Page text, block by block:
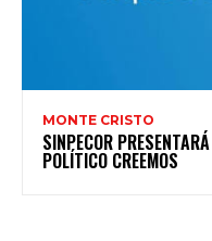
MONTE CRISTO
SINPECOR
POLÍTICO CREEMOS